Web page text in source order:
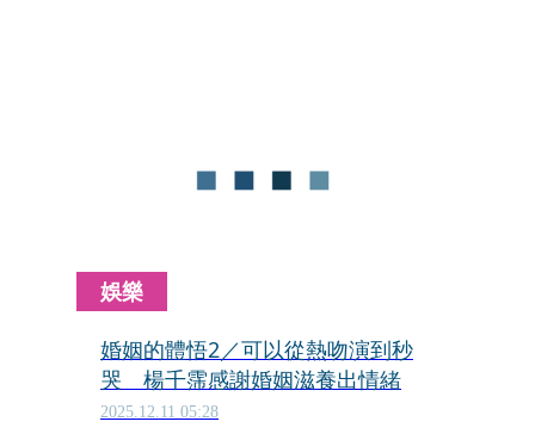
娛樂
婚姻的體悟2／可以從熱吻演到秒
哭 楊千霈感謝婚姻滋養出情緒
2025.12.11 05:28